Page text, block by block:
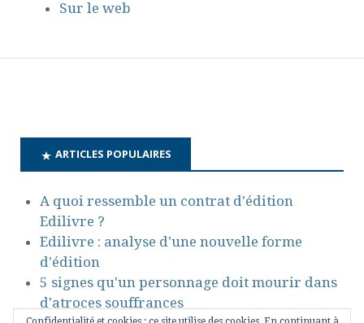
Sur le web
ARTICLES POPULAIRES
A quoi ressemble un contrat d'édition
Edilivre ?
Edilivre : analyse d'une nouvelle forme
d'édition
5 signes qu'un personnage doit mourir dans
d'atroces souffrances